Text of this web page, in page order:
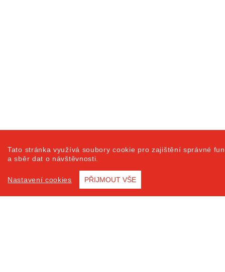
Tato stránka využívá soubory cookie pro zajištění správné
a sběr dat o návštěvnosti.
Nastavení cookies PŘIJMOUT VŠE